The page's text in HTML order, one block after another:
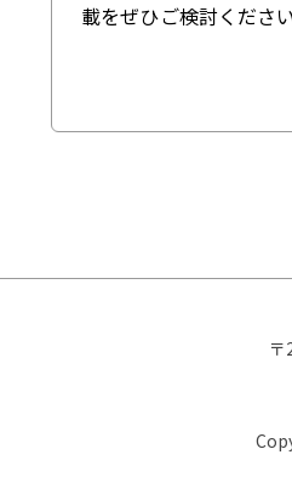
載をぜひご検討ください